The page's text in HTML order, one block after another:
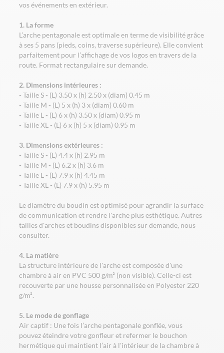
vos événements en extérieur.
1. La forme
L’arche pentagonale est optimale en terme de visibilité grâce
à ses 5 pans (pieds, coins, traverse supérieure). Elle convient
parfaitement pour l’affichage de vos logos en travers de la
route. Format rectangulaire sur demande.
2. Dimensions intérieures :
- Taille S - (L) 3.50 x (h) 2.50 x (diam) 0.45 m
- Taille M - (L) 5 x (h) 3 x (diam) 0.60 m
- Taille L - (L) 6 x (h) 3.50 x (diam) 0.95 m
- Taille XL - (L) 6 x (h) 5 x (diam) 0.95 m
3. Dimensions extérieures :
- Taille S - (L) 4.4 x (h) 2.95 m
- Taille M - (L) 6.2 x (h) 3.6 m
- Taille L - (L) 7.9 x (h) 4.45 m
- Taille XL - (L) 7.9 x (h) 5.95 m
Le diamètre du boudin est optimisé pour agrandir la surface
de communication et rendre l'arche plus esthétique. Autres
tailles d'arches et boudins disponibles sur demande, nous
consulter.
4. La matière
La structure intérieure de l'arche est composée d'une
chambre à air en PVC 500 g/m² (non visible). Celle-ci est
recouverte par une housse personnalisée en Polyester 220
g/m².
5. Le mode de gonflage
Air captif : Une fois l’arche pentagonale gonflée, vous
pouvez éteindre votre gonfleur et refermer le bouchon
hermétique qui maintient l’air à l'intérieur de la chambre à